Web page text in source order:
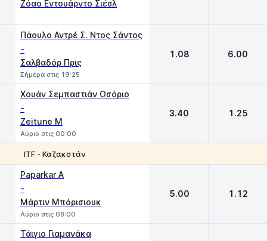
Ζόαο Εντουάρντο Σιέσλ
Πάουλο Αντρέ Σ. Ντος Σάντος
-
Σαλβαδόρ Πρις
Σήμερα στις 19:25
1.08 6.00
Χουάν Σεμπαστιάν Οσόριο
-
Zeitune M
Αύριο στις 00:00
3.40 1.25
ITF - Καζακστάν
Paparkar A
-
Μάρτιν Μπόρισιουκ
Αύριο στις 08:00
5.00 1.12
Τάιγιο Γιαμανάκα